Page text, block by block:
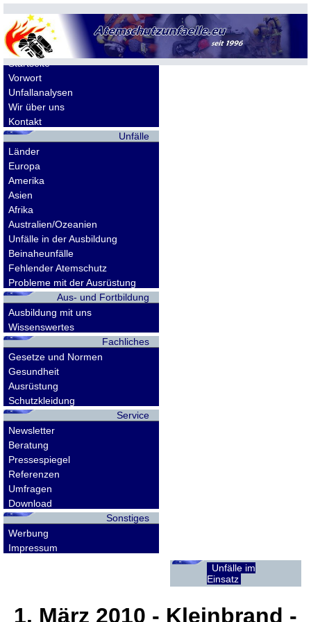
Allgemeines
Startseite
Vorwort
Unfallanalysen
Wir über uns
Kontakt
Unfälle
Länder
Europa
Amerika
Asien
Afrika
Australien/Ozeanien
Unfälle in der Ausbildung
Beinaheunfälle
Fehlender Atemschutz
Probleme mit der Ausrüstung
Aus- und Fortbildung
Ausbildung mit uns
Wissenswertes
Fachliches
Gesetze und Normen
Gesundheit
Ausrüstung
Schutzkleidung
Service
Newsletter
Beratung
Pressespiegel
Referenzen
Umfragen
Download
Sonstiges
Werbung
Impressum
Unfälle im
Einsatz
1. März 2010 - Kleinbrand -